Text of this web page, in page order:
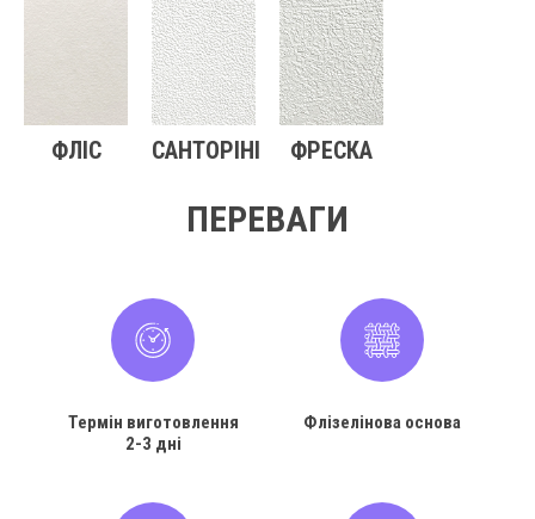
ФЛІС САНТОРІНІ ФРЕСКА
ПЕРЕВАГИ
Термін виготовлення
2-3 дні
Флізелінова основа